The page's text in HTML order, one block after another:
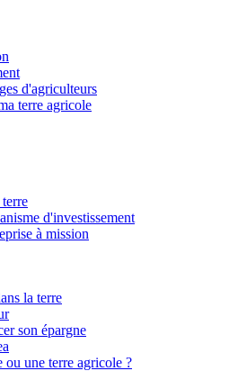
d'agriculteurs
terre agricole
d'investissement
à mission
la terre
son épargne
ou une terre agricole ?